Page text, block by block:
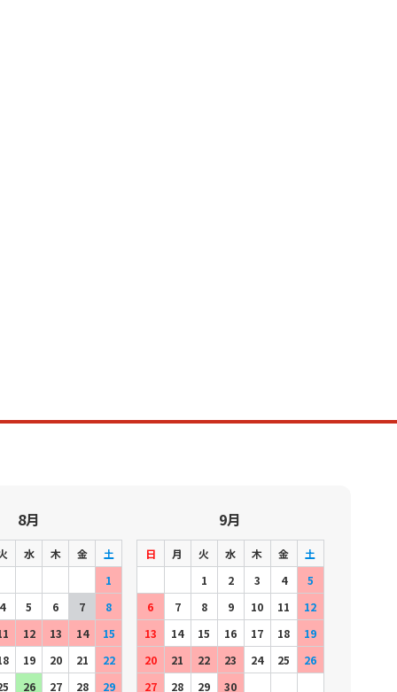
8月
水 木 金
土
1
4
5 6 7
8
12 13 14
15
19 20 21
22
26 27 28 29
9月
日 月 火 水 木 金
土
1
2 3 4
5
6
7 8 9 10 11
12
13
14 15 16 17 18
19
20
21 22 23 24 25
26
27
28 29 30